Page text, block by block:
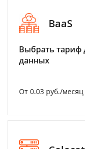
BaaS
Выбрать тариф
данных
От 0.03 руб./месяц